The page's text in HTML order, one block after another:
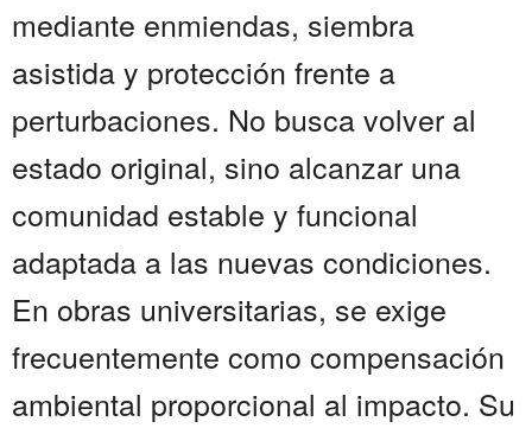
mediante enmiendas, siembra
asistida y protección frente a
perturbaciones. No busca volver al
estado original, sino alcanzar una
comunidad estable y funcional
adaptada a las nuevas condiciones.
En obras universitarias, se exige
frecuentemente como compensación
ambiental proporcional al impacto. Su